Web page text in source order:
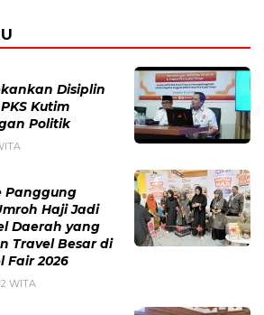
Disiplin
Kutim
Politik
Panggung
Haji Jadi
Daerah yang
Travel Besar di
Fair 2026
WITA